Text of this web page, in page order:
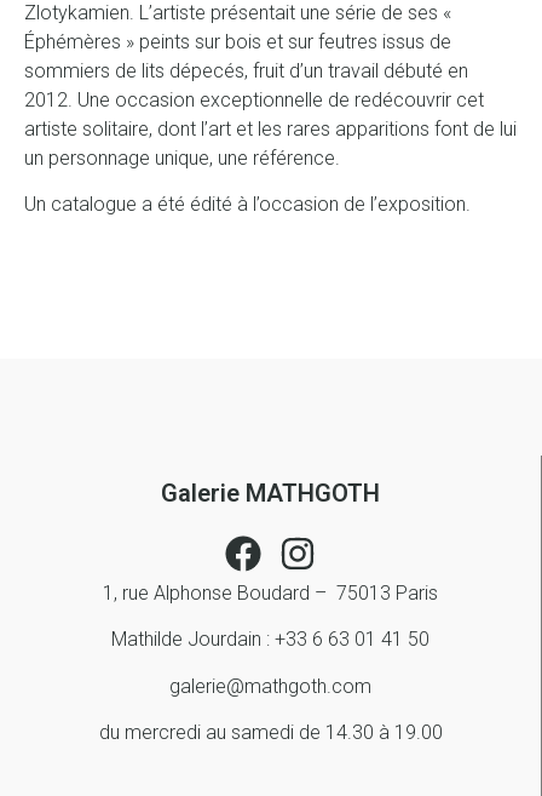
Zlotykamien. L’artiste présentait une série de ses «
Éphémères » peints sur bois et sur feutres issus de
sommiers de lits dépecés, fruit d’un travail débuté en
2012. Une occasion exceptionnelle de redécouvrir cet
artiste solitaire, dont l’art et les rares apparitions font de lui
un personnage unique, une référence.
Un catalogue a été édité à l’occasion de l’exposition.
Galerie MATHGOTH
1, rue Alphonse Boudard – 75013 Paris
Mathilde Jourdain : +33 6 63 01 41 50
galerie@mathgoth.com
du mercredi au samedi de 14.30 à 19.00